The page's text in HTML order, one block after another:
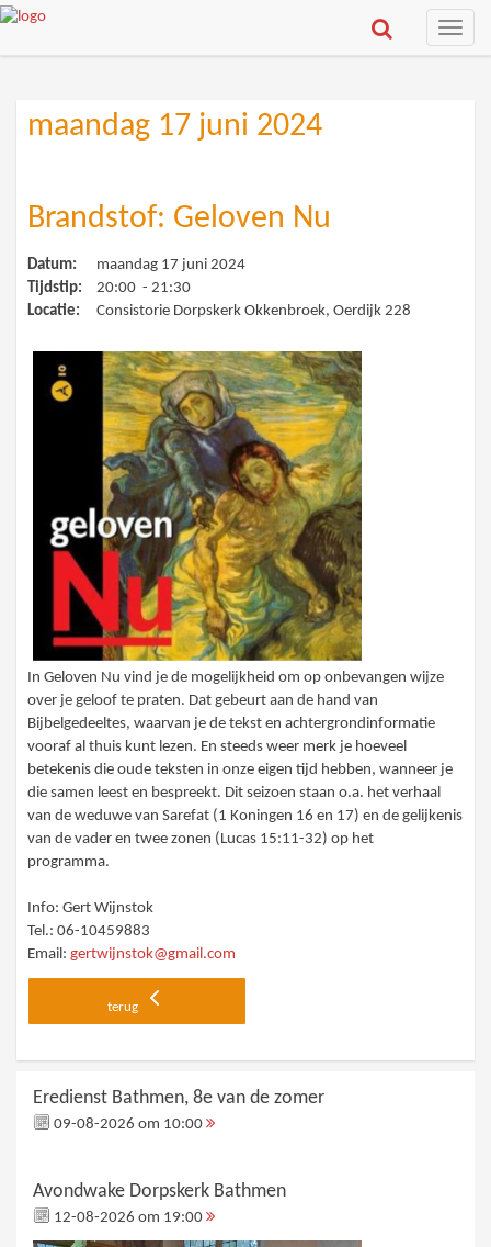
Toggle
maandag 17 juni 2024
Brandstof: Geloven Nu
Datum:
maandag 17 juni 2024
Tijdstip:
20:00 - 21:30
Locatie:
Consistorie Dorpskerk Okkenbroek, Oerdijk 228
In Geloven Nu vind je de mogelijkheid om op onbevangen wijze
over je geloof te praten. Dat gebeurt aan de hand van
Bijbelgedeeltes, waarvan je de tekst en achtergrondinformatie
vooraf al thuis kunt lezen. En steeds weer merk je hoeveel
betekenis die oude teksten in onze eigen tijd hebben, wanneer je
die samen leest en bespreekt. Dit seizoen staan o.a. het verhaal
van de weduwe van Sarefat (1 Koningen 16 en 17) en de gelijkenis
van de vader en twee zonen (Lucas 15:11-32) op het
programma.
Info: Gert Wijnstok
Tel.: 06-10459883
Email:gertwijnstok@gmail.com
terug
Eredienst Bathmen, 8e van de zomer
09-08-2026 om 10:00
Avondwake Dorpskerk Bathmen
12-08-2026 om 19:00